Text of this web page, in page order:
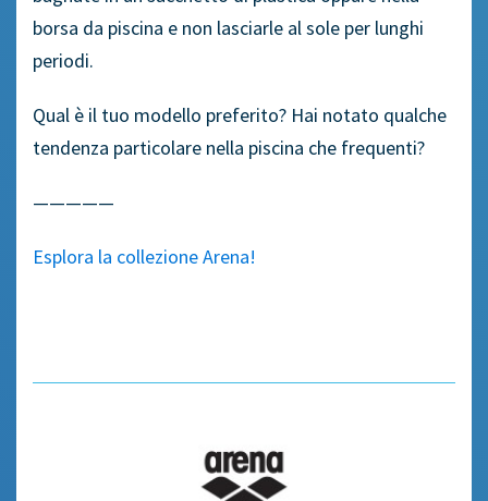
borsa da piscina e non lasciarle al sole per lunghi
periodi.
Qual è il tuo modello preferito? Hai notato qualche
tendenza particolare nella piscina che frequenti?
—————
Esplora la collezione Arena!